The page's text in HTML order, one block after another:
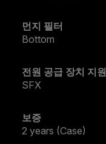
먼지 필터
Bottom
전원 공급 장치 지원
SFX
보증
2 years (Case)